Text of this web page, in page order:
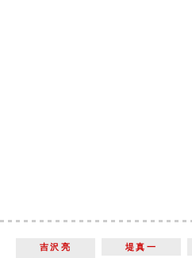
吉沢亮 堤真一